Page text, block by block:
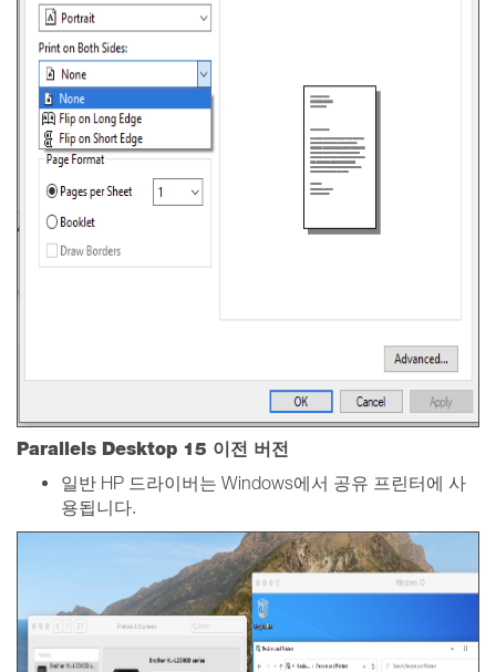
Parallels Desktop 15 이전 버전
일반 HP 드라이버는 Windows에서 공유 프린터에 사
용됩니다.